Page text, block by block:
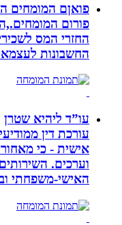
פואןם המומחים הנהלת
פורום
החזרי המס לשכירים
החשבונות לעצמאים.
עו”ד ליהיא שטרן
עורכת דין ממודיעין.
אישית - כי מאחורי
וערכים. השירותים
האישי-משפחתי